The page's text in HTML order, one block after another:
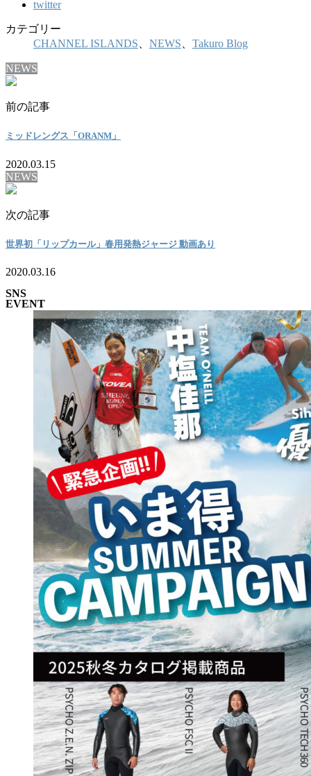
twitter
カテゴリー
CHANNEL ISLANDS
NEWS Takuro Blog
NEWS
前の記事
ミッドレングス「ORANM」
2020.03.15
NEWS
次の記事
世界初「リップカール」春用発熱ジャージ 動画あり
2020.03.16
SNS
EVENT